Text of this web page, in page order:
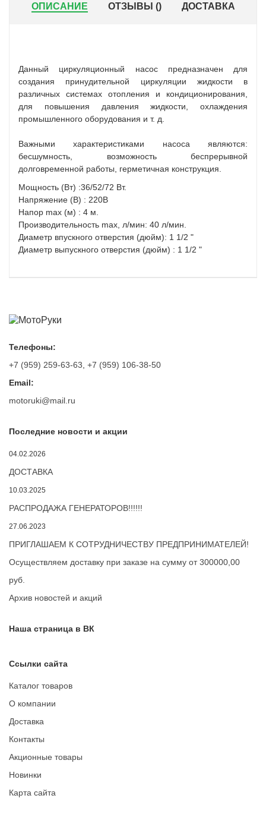
ОПИСАНИЕ ОТЗЫВЫ () ДОСТАВКА
Данный циркуляционный насос предназначен для
создания принудительной циркуляции жидкости в
различных системах отопления и кондиционирования,
для повышения давления жидкости, охлаждения
промышленного оборудования и т. д.
Важными характеристиками насоса являются:
бесшумность, возможность беспрерывной
долговременной работы, герметичная конструкция.
Мощность (Вт) :36/52/72 Вт.
Напряжение (В) : 220В
Напор max (м) : 4 м.
Производительность max, л/мин: 40 л/мин.
Диаметр впускного отверстия (дюйм): 1 1/2 "
Диаметр выпускного отверстия (дюйм) : 1 1/2 "
Телефоны:
+7 (959) 259-63-63 +7 (959) 106-38-50
Email:
motoruki@mail.ru
Последние новости и акции
04.02.2026
ДОСТАВКА
10.03.2025
РАСПРОДАЖА ГЕНЕРАТОРОВ!!!!!!
27.06.2023
ПРИГЛАШАЕМ К СОТРУДНИЧЕСТВУ ПРЕДПРИНИМАТЕЛЕЙ!
Осуществляем доставку при заказе на сумму от 300000,00
руб.
Архив новостей и акций
Наша страница в ВК
Ссылки сайта
Каталог товаров
О компании
Доставка
Контакты
Акционные товары
Новинки
Карта сайта